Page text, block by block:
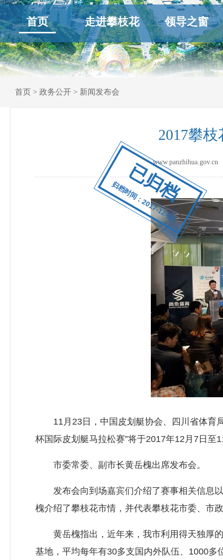
已归档
归档时间：2017-12-31
首页 走进攀枝花 领导之窗
首页 > 政务公开 > 新闻发布会
2017攀
11月23日，中国皮划艇协会、四川省体育局
杯国际皮划艇马拉松赛”将于2017年12月7日至
市委常委、副市长黄岳槐出席发布会。
发布会向到场嘉宾们介绍了赛事相关信息以
槐介绍了攀枝花市情，并代表攀枝花市委、市
黄岳槐指出，近年来，我市利用得天独厚的
基地，平均每年有30多支国内外队伍、1000